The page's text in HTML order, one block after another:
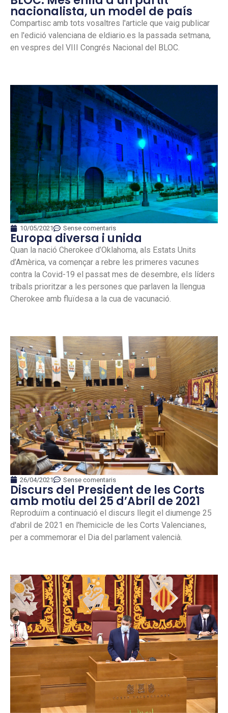
nacionalista, un model de país
Compartisc amb tots vosaltres l'article que vaig publicar
en l'edició valenciana de eldiario.es la passada setmana,
en vespres del VIII Congrés Nacional del BLOC.
10/05/2021 Sense comentaris
Europa diversa i unida
Quan la nació Cherokee d’Oklahoma, als Estats Units
d’Amèrica, va començar a rebre les primeres vacunes
contra la Covid-19 el passat mes de desembre, els líders
tribals prioritzar a les persones que parlaven la llengua
Cherokee amb fluïdesa a la cua de vacunació.
26/04/2021 Sense comentaris
Discurs del President de les Corts
amb motiu del 25 d’Abril de 2021
Reproduïm a continuació el discurs llegit el diumenge 25
d'abril de 2021 en l'hemicicle de les Corts Valencianes,
per a commemorar el Dia del parlament valencià.